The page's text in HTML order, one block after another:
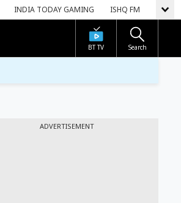
INDIA TODAY GAMING ISHQ FM
BT TV Search
ADVERTISEMENT